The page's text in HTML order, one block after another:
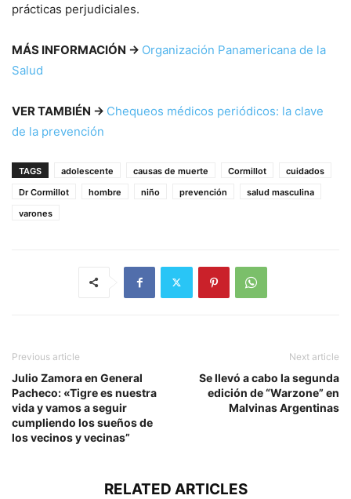
prácticas perjudiciales.
MÁS INFORMACIÓN → Organización Panamericana de la
Salud
VER TAMBIÉN → Chequeos médicos periódicos: la clave
de la prevención
TAGS adolescente causas de muerte Cormillot
cuidados
Dr Cormillot
hombre niño prevención
salud masculina
varones
Previous article
Julio Zamora en General
Pacheco: «Tigre es nuestra
vida y vamos a seguir
cumpliendo los sueños de
los vecinos y vecinas”
Next article
Se llevó a cabo la segunda
edición de “Warzone” en
Malvinas Argentinas
RELATED ARTICLES